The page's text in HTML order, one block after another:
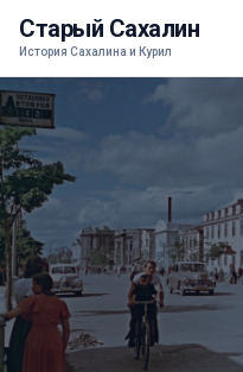
Старый Сахалин
История Сахалина и Курил